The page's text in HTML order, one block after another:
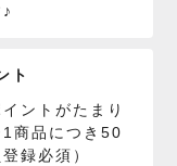
ト
ントがたまり
1商品につき50
録必須）